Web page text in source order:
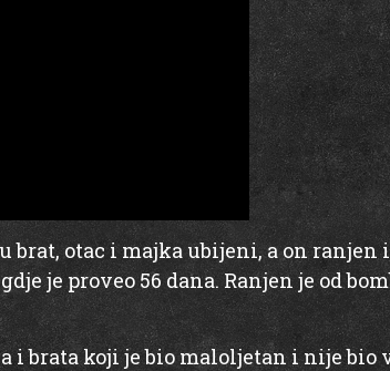
brat, otac i majka ubijeni, a on ranjen
je proveo 56 dana. Ranjen je od
i brata koji je bio maloljetan i nije